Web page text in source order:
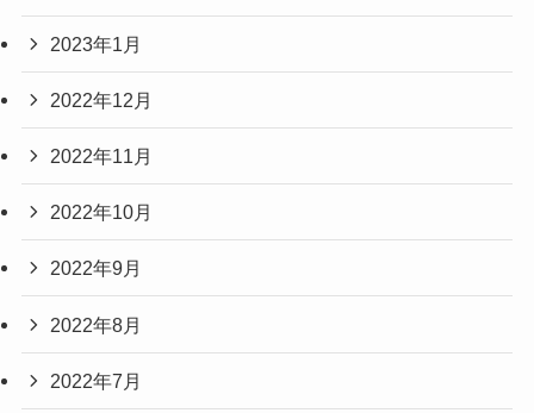
2023年1月
2022年12月
2022年11月
2022年10月
2022年9月
2022年8月
2022年7月